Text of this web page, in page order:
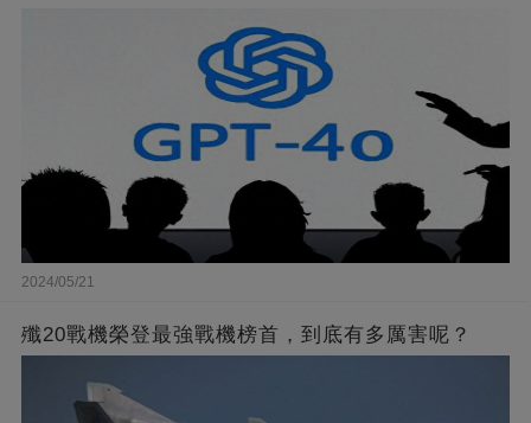
2024/05/21
殲20戰機榮登最強戰機榜首，到底有多厲害呢？